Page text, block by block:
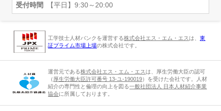
受付時間 【平日】9:30～20:00
工学技士人材バンクを運営する株式会社エス・エム・エスは、東
証プライム市場上場の株式会社です。
運営元である株式会社エス・エム・エスは、厚生労働大臣の認可
（ 厚生労働大臣許可番号 13-ユ-190019）を受けた会社です。人材
紹介の専門性と倫理の向上を図る一般社団法人 日本人材紹介事業
協会に所属しております。